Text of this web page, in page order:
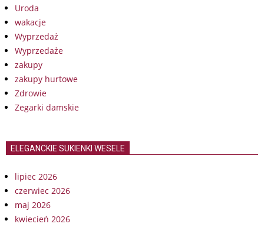
Uroda
wakacje
Wyprzedaż
Wyprzedaże
zakupy
zakupy hurtowe
Zdrowie
Zegarki damskie
ELEGANCKIE SUKIENKI WESELE
lipiec 2026
czerwiec 2026
maj 2026
kwiecień 2026